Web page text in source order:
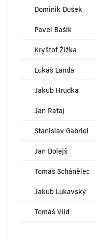
Dominik Dušek
Pavel Bašík
Kryštof Žižka
Lukáš Landa
Jakub Hrudka
Jan Rataj
Stanislav Gabriel
Jan Dolejš
Tomáš Schánělec
Jakub Lukavský
Tomáš Vild